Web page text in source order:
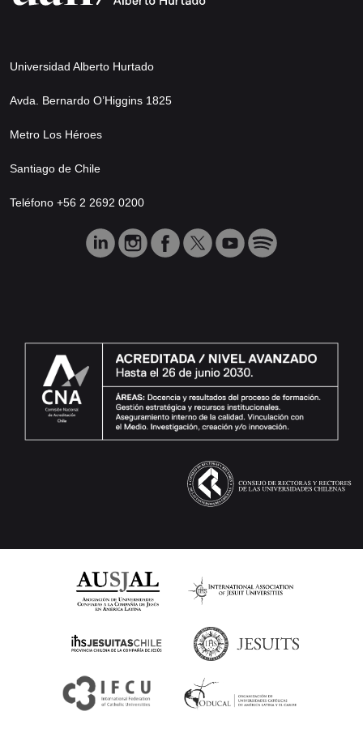
Universidad Alberto Hurtado
Avda. Bernardo O’Higgins 1825
Metro Los Héroes
Santiago de Chile
Teléfono +56 2 2692 0200